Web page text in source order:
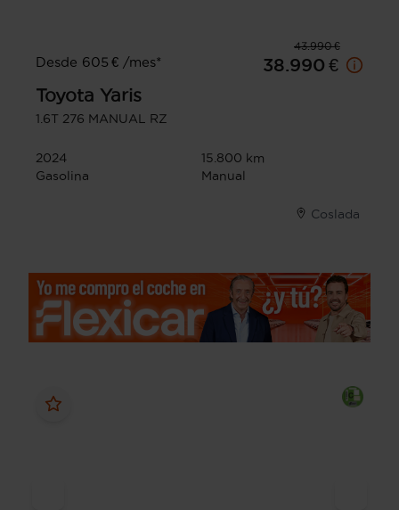
43.990 €
Desde 605 € /mes*
38.990 €
Toyota Yaris
1.6T 276 MANUAL RZ
2024
15.800 km
Gasolina
Manual
Coslada